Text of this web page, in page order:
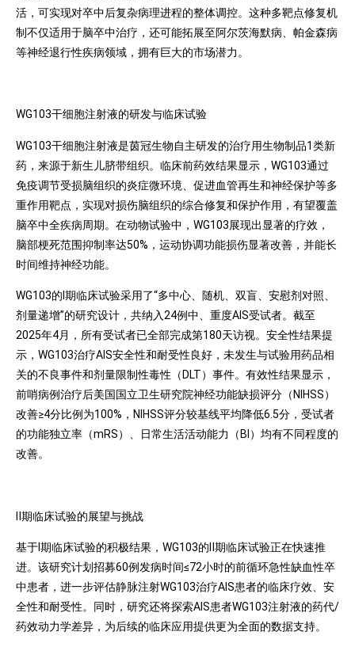
活，可实现对卒中后复杂病理进程的整体调控。这种多靶点修复机
制不仅适用于脑卒中治疗，还可能拓展至阿尔茨海默病、帕金森病
等神经退行性疾病领域，拥有巨大的市场潜力。
WG103干细胞注射液的研发与临床试验
WG103干细胞注射液是茵冠生物自主研发的治疗用生物制品1类新
药，来源于新生儿脐带组织。临床前药效结果显示，WG103通过
免疫调节受损脑组织的炎症微环境、促进血管再生和神经保护等多
重作用靶点，实现对损伤脑组织的综合修复和保护作用，有望覆盖
脑卒中全疾病周期。在动物试验中，WG103展现出显著的疗效，
脑部梗死范围抑制率达50%，运动协调功能损伤显著改善，并能长
时间维持神经功能。
WG103的Ⅰ期临床试验采用了“多中心、随机、双盲、安慰剂对照、
剂量递增”的研究设计，共纳入24例中、重度AIS受试者。截至
2025年4月，所有受试者已全部完成第180天访视。安全性结果提
示，WG103治疗AIS安全性和耐受性良好，未发生与试验用药品相
关的不良事件和剂量限制性毒性（DLT）事件。有效性结果显示，
前哨病例治疗后美国国立卫生研究院神经功能缺损评分（NIHSS）
改善≥4分比例为100%，NIHSS评分较基线平均降低6.5分，受试者
的功能独立率（mRS）、日常生活活动能力（BI）均有不同程度的
改善。
Ⅱ期临床试验的展望与挑战
基于Ⅰ期临床试验的积极结果，WG103的Ⅱ期临床试验正在快速推
进。该研究计划招募60例发病时间≤72小时的前循环急性缺血性卒
中患者，进一步评估静脉注射WG103治疗AIS患者的临床疗效、安
全性和耐受性。同时，研究还将探索AIS患者WG103注射液的药代/
药效动力学差异，为后续的临床应用提供更为全面的数据支持。